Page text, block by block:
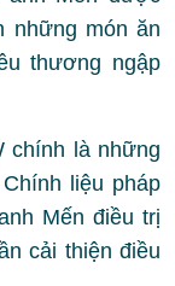
những món ăn
thương ngập
chính là những
liệu pháp
Mến điều trị
cải thiện điều